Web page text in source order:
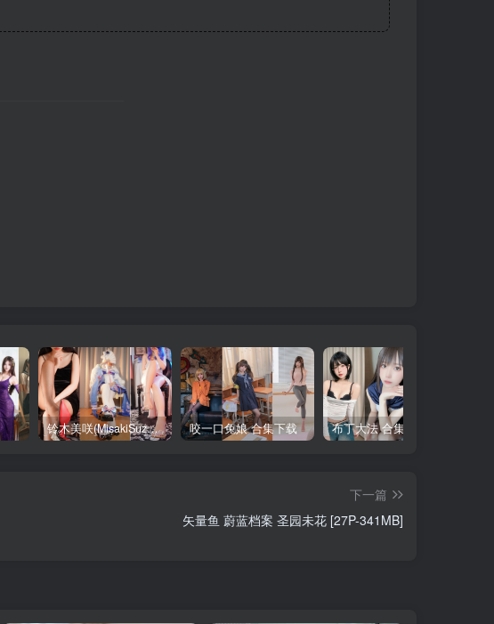
铃木美咲(MisakiSuzuki) 合集下载 咬一口兔娘 合集下载 布丁大法 合集下载
下一篇
矢量鱼 蔚蓝档案 圣园未花 [27P-341MB]